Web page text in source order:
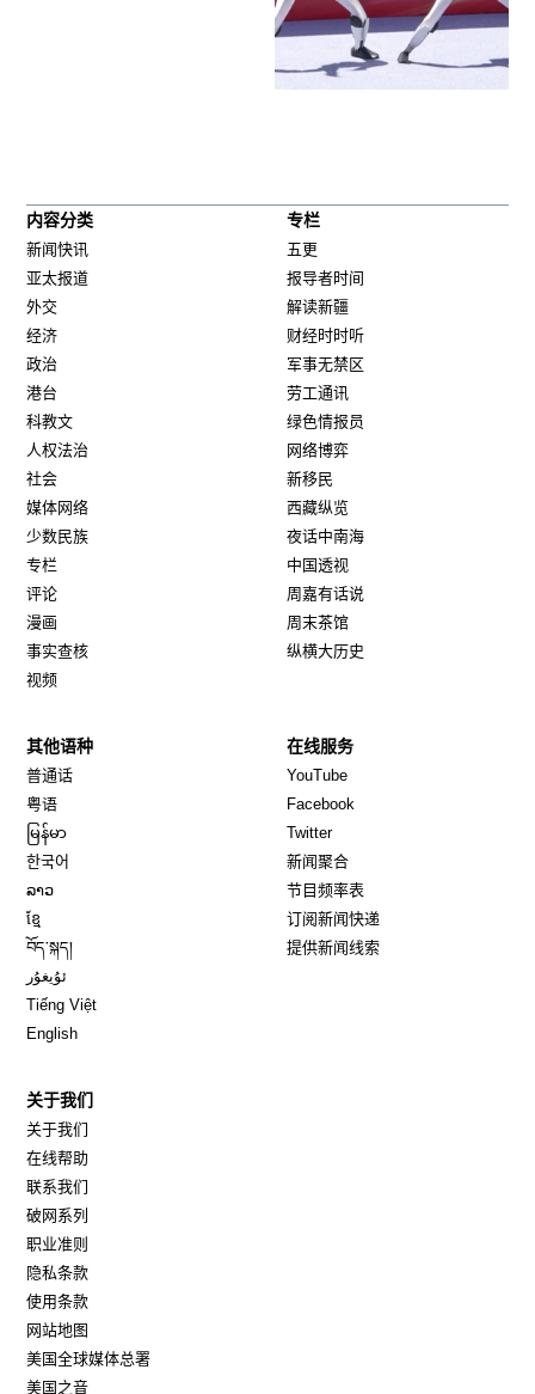
内容分类
新闻快讯
亚太报道
外交
经济
政治
港台
科教文
人权法治
社会
媒体网络
少数民族
专栏
评论
漫画
事实查核
视频
专栏
五更
报导者时间
解读新疆
财经时时听
军事无禁区
劳工通讯
绿色情报员
网络博弈
新移民
西藏纵览
夜话中南海
中国透视
周嘉有话说
周末茶馆
纵横大历史
其他语种
普通话
粤语
မြန်မာ
한국어
ລາວ
ខ្មែ
བོད་སྐད།
ئۇيغۇر
Tiếng Việt
English
在线服务
YouTube
Facebook
TwitterOpens in new window
新闻聚合
节目频率表
订阅新闻快递
提供新闻线索
关于我们
关于我们
在线帮助
联系我们
破网系列
职业准则
隐私条款
使用条款
网站地图
美国全球媒体总署
美国之音